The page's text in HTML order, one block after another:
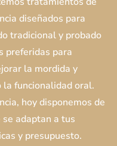
diseñados para
tradicional y probado
preferidas para
la mordida y
funcionalidad oral.
hoy disponemos de
adaptan a tus
y presupuesto.